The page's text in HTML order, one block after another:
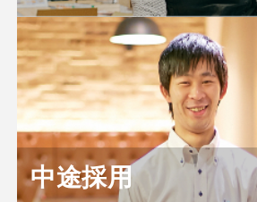
中途採用